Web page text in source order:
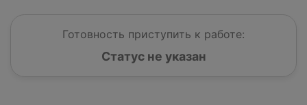
Готовность приступить к работе:
Статус не указан